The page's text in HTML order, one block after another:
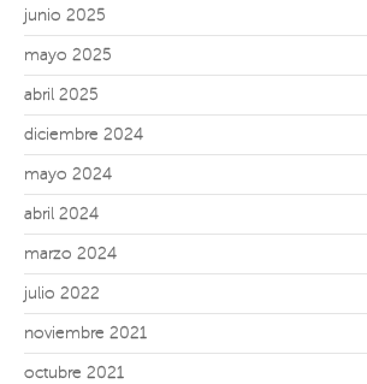
junio 2025
mayo 2025
abril 2025
diciembre 2024
mayo 2024
abril 2024
marzo 2024
julio 2022
noviembre 2021
octubre 2021